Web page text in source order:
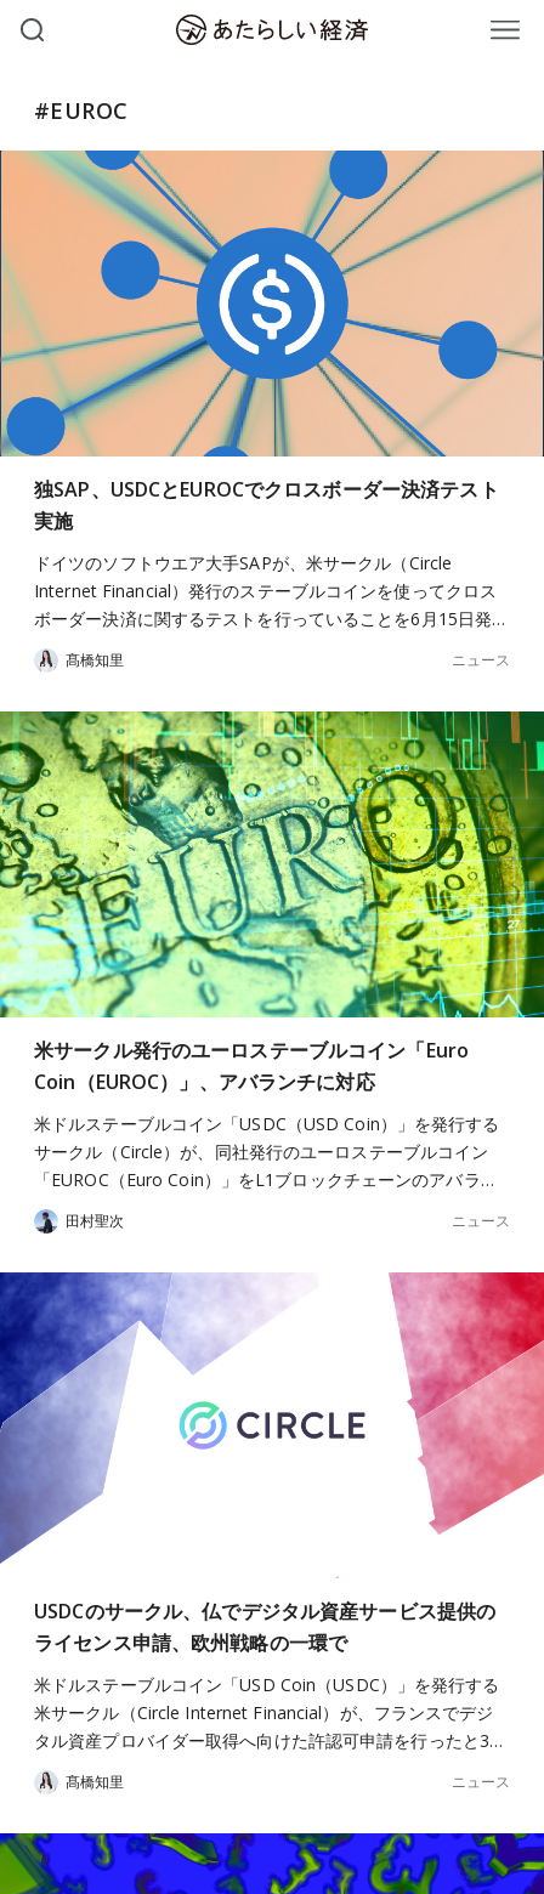
#EUROC
独SAP、USDCとEUROCでクロスボーダー決済テスト
実施
ドイツのソフトウエア大手SAPが、米サークル（Circle
Internet Financial）発行のステーブルコインを使ってクロス
ボーダー決済に関するテストを行っていることを6月15日発…
髙橋知里 ニュース
米サークル発行のユーロステーブルコイン「Euro
Coin（EUROC）」、アバランチに対応
米ドルステーブルコイン「USDC（USD Coin）」を発行する
サークル（Circle）が、同社発行のユーロステーブルコイン
「EUROC（Euro Coin）」をL1ブロックチェーンのアバラ…
田村聖次 ニュース
USDCのサークル、仏でデジタル資産サービス提供の
ライセンス申請、欧州戦略の一環で
米ドルステーブルコイン「USD Coin（USDC）」を発行する
米サークル（Circle Internet Financial）が、フランスでデジ
タル資産プロバイダー取得へ向けた許認可申請を行ったと3…
髙橋知里 ニュース